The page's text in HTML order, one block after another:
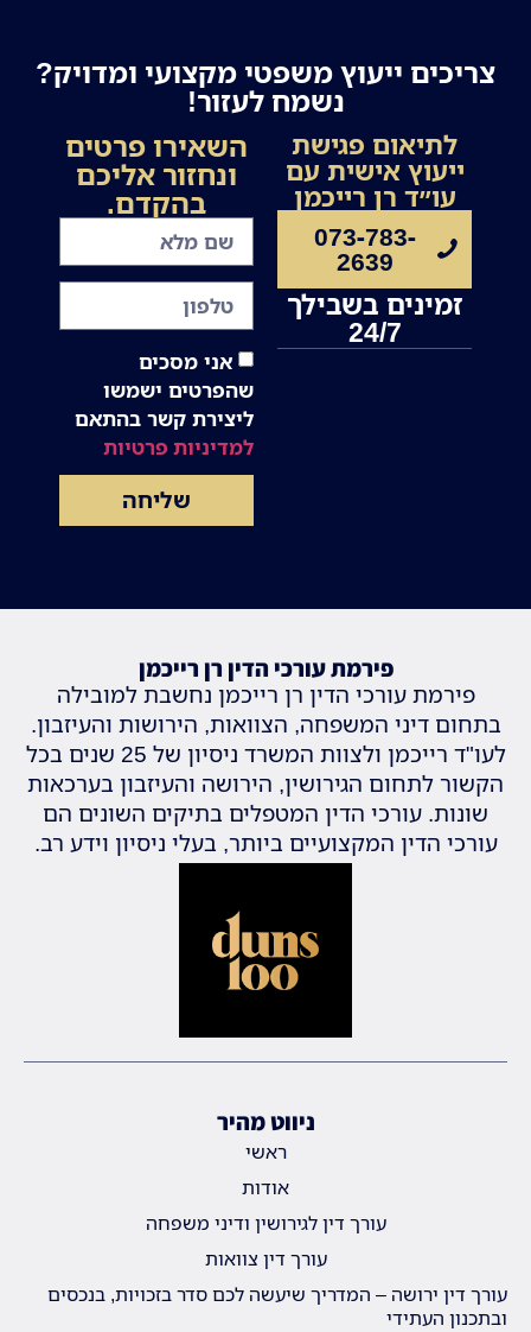
צריכים ייעוץ משפטי מקצועי ומדויק?
נשמח לעזור!
לתיאום פגישת
ייעוץ אישית עם
עו״ד רן רייכמן
073-783-
2639
זמינים בשבילך
24/7
השאירו פרטים
ונחזור אליכם
בהקדם.
אני מסכים
שהפרטים ישמשו
ליצירת קשר בהתאם
למדיניות פרטיות
שליחה
פירמת עורכי הדין רן רייכמן
פירמת עורכי הדין רן רייכמן נחשבת למובילה
בתחום דיני המשפחה, הצוואות, הירושות והעיזבון.
לעו"ד רייכמן ולצוות המשרד ניסיון של 25 שנים בכל
הקשור לתחום הגירושין, הירושה והעיזבון בערכאות
שונות. עורכי הדין המטפלים בתיקים השונים הם
עורכי הדין המקצועיים ביותר, בעלי ניסיון וידע רב.
ניווט מהיר
ראשי
אודות
עורך דין לגירושין ודיני משפחה
עורך דין צוואות
עורך דין ירושה – המדריך שיעשה לכם סדר בזכויות, בנכסים
ובתכנון העתידי